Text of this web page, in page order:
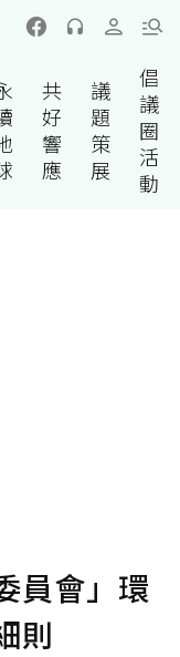
共
好
響
應
議
題
策
展
倡
議
圈
活
動
員會」環
則